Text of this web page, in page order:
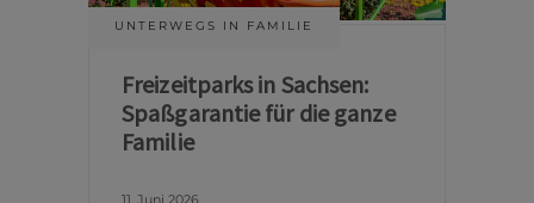
UNTERWEGS IN FAMILIE
Freizeitparks in Sachsen:
Spaßgarantie für die ganze
Familie
11. Juni 2026